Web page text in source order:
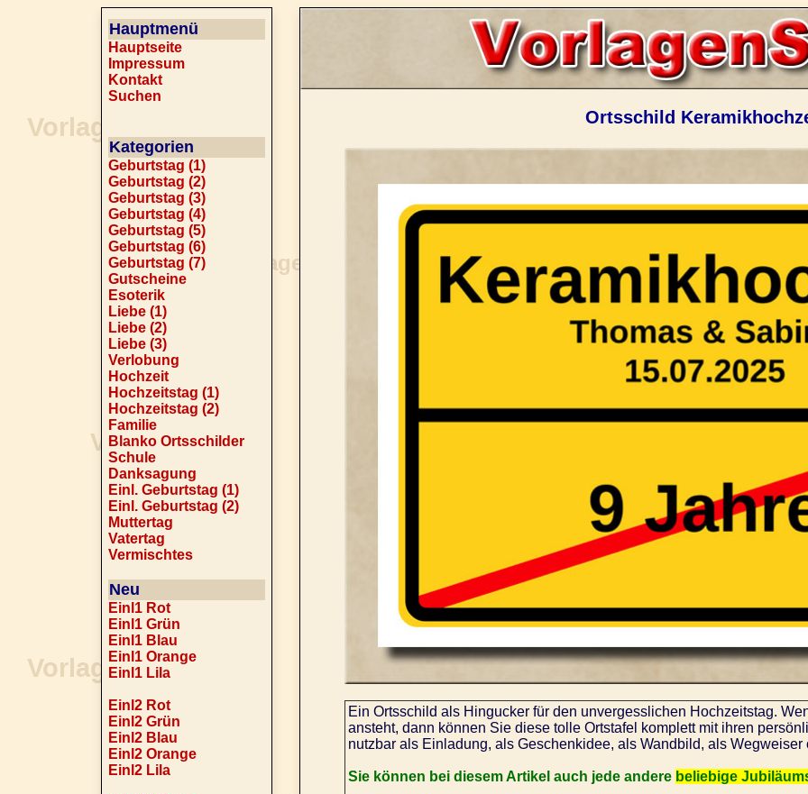
Hauptmenü
Hauptseite
Impressum
Kontakt
Suchen
Kategorien
Geburtstag (1)
Geburtstag (2)
Geburtstag (3)
Geburtstag (4)
Geburtstag (5)
Geburtstag (6)
Geburtstag (7)
Gutscheine
Esoterik
Liebe (1)
Liebe (2)
Liebe (3)
Verlobung
Hochzeit
Hochzeitstag (1)
Hochzeitstag (2)
Familie
Blanko Ortsschilder
Schule
Danksagung
Einl. Geburtstag (1)
Einl. Geburtstag (2)
Muttertag
Vatertag
Vermischtes
Neu
Einl1 Rot
Einl1 Grün
Einl1 Blau
Einl1 Orange
Einl1 Lila
Einl2 Rot
Einl2 Grün
Einl2 Blau
Einl2 Orange
Einl2 Lila
Ortsschild
Ein Ortsschild als Hingucker für den unvergesslichen Hochzeitstag.
ansteht, dann können Sie diese tolle Ortstafel komplett mit ihren
nutzbar als Einladung, als Geschenkidee, als Wandbild, als
Sie können bei diesem Artikel auch jede andere beliebige